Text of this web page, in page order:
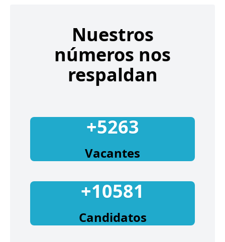
Nuestros
números nos
respaldan
+5263
Vacantes
+10581
Candidatos